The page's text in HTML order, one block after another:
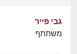
גבי פייר
משתתף